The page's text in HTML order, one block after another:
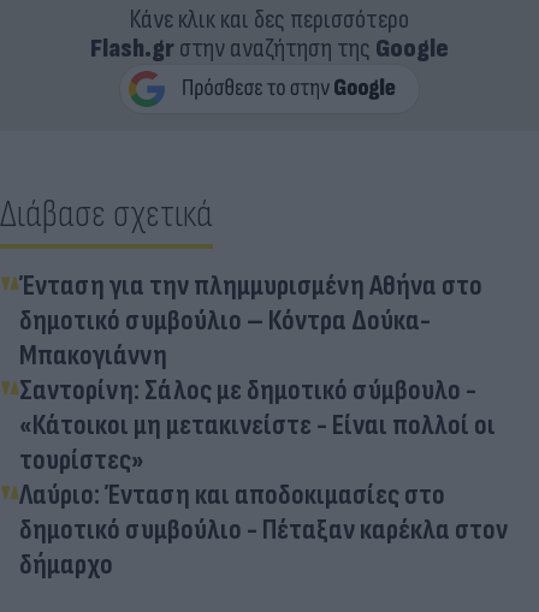
Κάνε κλικ και δες περισσότερο
Flash.grστην αναζήτηση της Google
Διάβασε σχετικά
Ένταση για την πλημμυρισμένη Αθήνα στο
δημοτικό συμβούλιο – Κόντρα Δούκα-
Μπακογιάννη
Σαντορίνη: Σάλος με δημοτικό σύμβουλο -
«Κάτοικοι μη μετακινείστε - Είναι πολλοί οι
τουρίστες»
Λαύριο: Ένταση και αποδοκιμασίες στο
δημοτικό συμβούλιο - Πέταξαν καρέκλα στον
δήμαρχο